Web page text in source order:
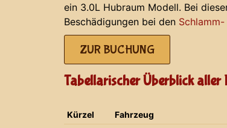
ein 3.0L Hubraum Modell. Bei
Beschädigungen bei den
ZUR BUCHUNG
Tabellarischer Überblick aller
Kürzel Fahrzeug